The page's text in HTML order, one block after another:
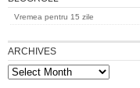
Vremea pentru 15 zile
ARCHIVES
Archives